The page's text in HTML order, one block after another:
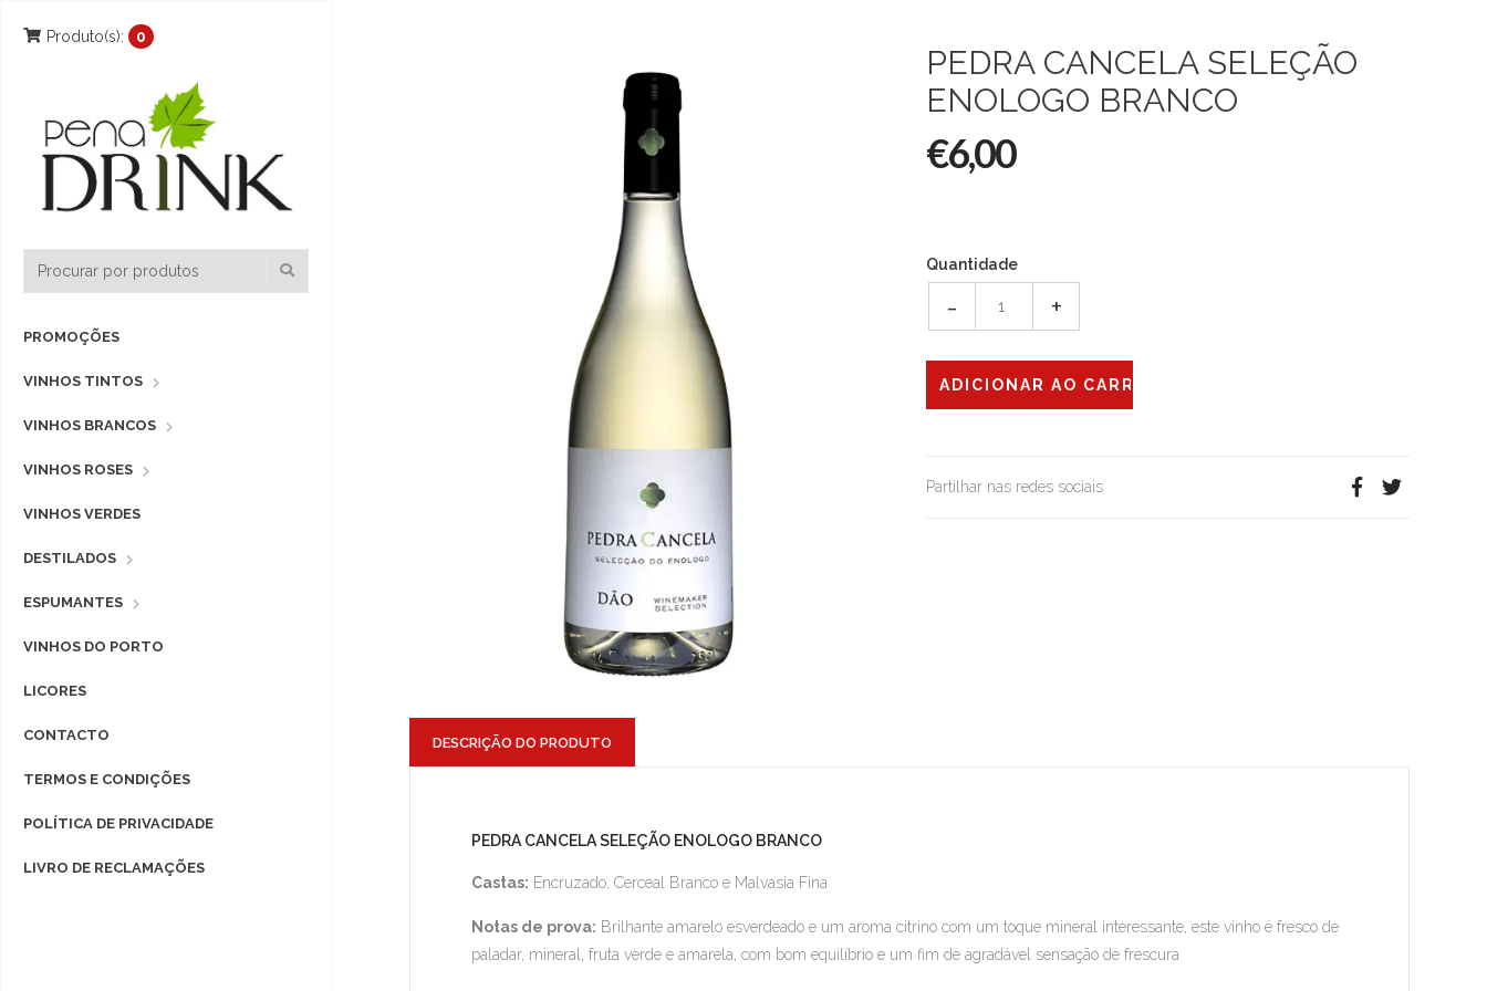
Produto(s): 0
PROMOÇÕES
VINHOS TINTOS
VINHOS BRANCOS
VINHOS ROSES
VINHOS VERDES
DESTILADOS
ESPUMANTES
VINHOS DO PORTO
LICORES
CONTACTO
TERMOS E CONDIÇÕES
POLÍTICA DE PRIVACIDADE
LIVRO DE RECLAMAÇÕES
PEDRA CANCELA SELEÇÃO
ENOLOGO BRANCO
€6,00
Quantidade
- +
Partilhar nas redes sociais
DESCRIÇÃO DO PRODUTO
PEDRA CANCELA SELEÇÃO ENOLOGO BRANCO
Castas: Encruzado, Cerceal Branco e Malvasia Fina
Notas de prova: Brilhante amarelo esverdeado e um aroma citrino com um toque mineral interessante, este vinho é fresco de
paladar, mineral, fruta verde e amarela, com bom equilíbrio e um fim de agradável sensação de frescura